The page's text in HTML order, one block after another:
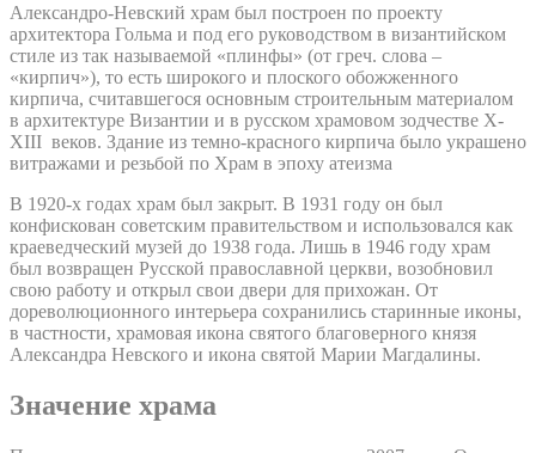
Александро-Невский храм был построен по проекту
архитектора Гольма и под его руководством в византийском
стиле из так называемой «плинфы» (от греч. слова –
«кирпич»), то есть широкого и плоского обожженного
кирпича, считавшегося основным строительным материалом
в архитектуре Византии и в русском храмовом зодчестве X-
XIII веков. Здание из темно-красного кирпича было украшено
витражами и резьбой по Храм в эпоху атеизма
В 1920-х годах храм был закрыт. В 1931 году он был
конфискован советским правительством и использовался как
краеведческий музей до 1938 года. Лишь в 1946 году храм
был возвращен Русской православной церкви, возобновил
свою работу и открыл свои двери для прихожан. От
дореволюционного интерьера сохранились старинные иконы,
в частности, храмовая икона святого благоверного князя
Александра Невского и икона святой Марии Магдалины.
Значение храма